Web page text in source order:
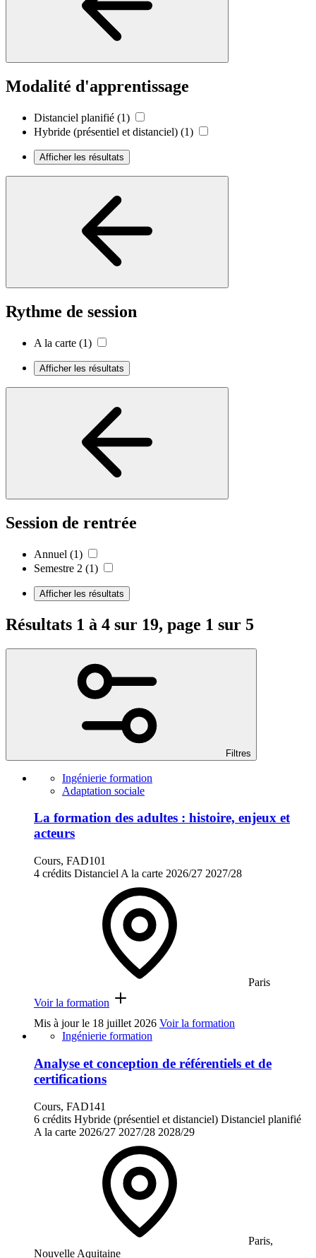
Modalité d'apprentissage
Distanciel planifié (1)
Hybride (présentiel et distanciel) (1)
Afficher les résultats
Rythme de session
A la carte (1)
Afficher les résultats
Session de rentrée
Annuel (1)
Semestre 2 (1)
Afficher les résultats
Résultats 1 à 4 sur 19, page 1 sur 5
Filtres
Ingénierie formation
Adaptation sociale
La formation des adultes : histoire, enjeux et
acteurs
Cours, FAD101
4 crédits Distanciel A la carte 2026/27 2027/28
Paris
Voir la formation
Mis à jour le 18 juillet 2026 Voir la formation
Ingénierie formation
Analyse et conception de référentiels et de
certifications
Cours, FAD141
6 crédits Hybride (présentiel et distanciel) Distanciel planifié
A la carte 2026/27 2027/28 2028/29
Paris,
Nouvelle Aquitaine